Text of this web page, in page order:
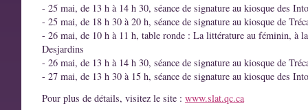
- 25 mai, de 13 h à 14 h 30, séance de signature au kiosque des
- 25 mai, de 18 h 30 à 20 h, séance de signature au kiosque de
- 26 mai, de 10 h à 11 h, table ronde : La littérature au féminin, à
Desjardins
- 26 mai, de 13 h à 14 h 30, séance de signature au kiosque de
- 27 mai, de 13 h 30 à 15 h, séance de signature au kiosque des
Pour plus de détails, visitez le site : www.slat.qc.ca